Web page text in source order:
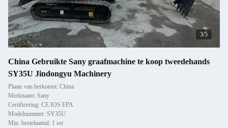
4/5
China Gebruikte Sany graafmachine te koop tweedehands
SY35U Jindongyu Machinery
Plaats van herkomst: China
Merknaam: Sany
Certificering: CE IOS EPA
Modelnummer: SY35U
Min. bestelaantal: 1 set